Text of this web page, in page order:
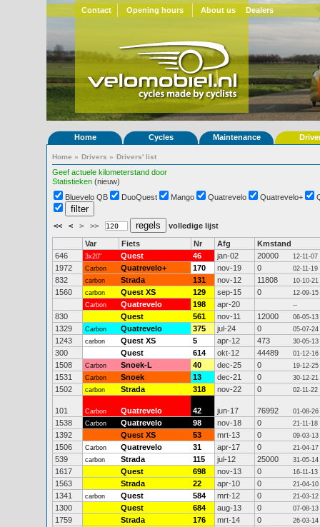
Contact Opening hours About us Dealers
Home Cycles Maintenance
Home » Drivers » Drivers' list
Geef actuele kilometerstand door
Statistieken (nieuw)
Bluevelo QB
DuoQuest Mango Quatrevelo Quatrevelo+
<< < > >> volledige lijst
Var Fiets Nr Afg
Kmstand
646
3x20" Quest 46 jan-02 20000 12-11-07
1972 Carbon Quatrevelo+ 170 nov-19 0 02-11-19
832 carbon Strada 131 nov-12 11808 10-10-21
1560 carbon Quest XS 129 sep-15 0
12-09-15
Carbon
Quatrevelo 198 apr-20 --
830 Quest 561 nov-11 12000 06-05-13
1329 Carbon Quatrevelo 375 jul-24 0 05-07-24
1243 carbon Quest XS 5 apr-12 473 30-05-13
300 Quest 614 okt-12 44489 01-12-16
1508 Carbon Snoek-L 40 dec-25 0 19-12-25
1531 Carbon Snoek 13 dec-21 0 30-12-21
1502 carbon Strada 318 nov-22 0 02-11-22
101 Carbon Quatrevelo 42 jun-17 76992 01-08-26
1538 Carbon Quatrevelo 98 nov-18 0 21-11-18
1392 Quest XS 53 mrt-13 0 09-03-13
1506 Carbon Quatrevelo 31 apr-17 0 21-04-17
539 carbon Strada 115 jul-12 25000 31-05-14
1617 Quest 698 nov-13 0 16-11-13
1563 Strada 22 apr-10 0 21-04-10
1341 carbon Quest 584 mrt-12 0 21-03-12
1300 Quest 684 aug-13 0 07-08-13
1759 Strada 176 mrt-14 0 26-03-14